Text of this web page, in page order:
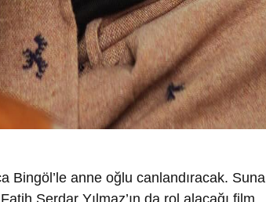
Bingöl’le anne oğlu canlandıracak. Suna
Serdar Yılmaz’ın da rol alacağı film